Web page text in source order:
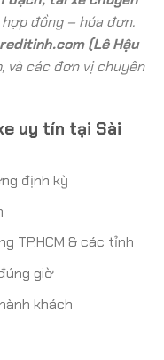
đồng – hóa đơn.
(Lê Hậu
và các đơn vị chuyên
uy tín tại Sài
định kỳ
TP.HCM & các tỉnh
giờ
khách